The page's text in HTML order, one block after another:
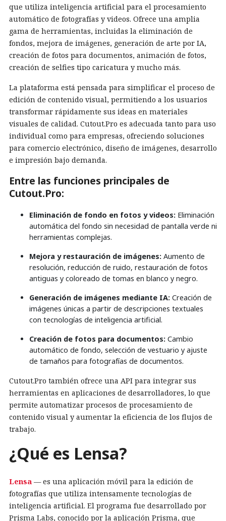
que utiliza inteligencia artificial para el procesamiento
automático de fotografías y videos. Ofrece una amplia
gama de herramientas, incluidas la eliminación de
fondos, mejora de imágenes, generación de arte por IA,
creación de fotos para documentos, animación de fotos,
creación de selfies tipo caricatura y mucho más.
La plataforma está pensada para simplificar el proceso de
edición de contenido visual, permitiendo a los usuarios
transformar rápidamente sus ideas en materiales
visuales de calidad. Cutout.Pro es adecuada tanto para uso
individual como para empresas, ofreciendo soluciones
para comercio electrónico, diseño de imágenes, desarrollo
e impresión bajo demanda.
Entre las funciones principales de
Cutout.Pro:
Eliminación de fondo en fotos y videos: Eliminación
automática del fondo sin necesidad de pantalla verde ni
herramientas complejas.
Mejora y restauración de imágenes: Aumento de
resolución, reducción de ruido, restauración de fotos
antiguas y coloreado de tomas en blanco y negro.
Generación de imágenes mediante IA: Creación de
imágenes únicas a partir de descripciones textuales
con tecnologías de inteligencia artificial.
Creación de fotos para documentos: Cambio
automático de fondo, selección de vestuario y ajuste
de tamaños para fotografías de documentos.
Cutout.Pro también ofrece una API para integrar sus
herramientas en aplicaciones de desarrolladores, lo que
permite automatizar procesos de procesamiento de
contenido visual y aumentar la eficiencia de los flujos de
trabajo.
¿Qué es Lensa?
Lensa — es una aplicación móvil para la edición de
fotografías que utiliza intensamente tecnologías de
inteligencia artificial. El programa fue desarrollado por
Prisma Labs, conocido por la aplicación Prisma, que